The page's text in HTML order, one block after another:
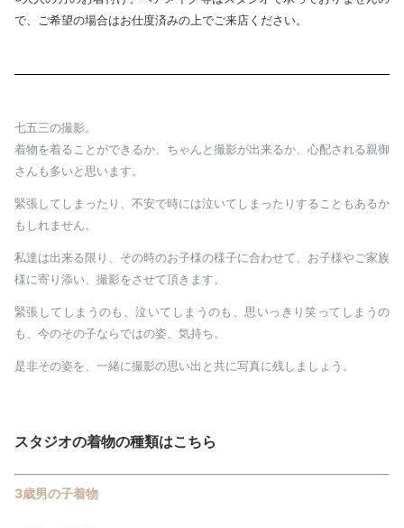
で、ご希望の場合はお仕度済みの上でご来店ください。
七五三の撮影。
着物を着ることができるか、ちゃんと撮影が出来るか、心配される親御
さんも多いと思います。
緊張してしまったり、不安で時には泣いてしまったりすることもあるか
もしれません。
私達は出来る限り、その時のお子様の様子に合わせて、お子様やご家族
様に寄り添い、撮影をさせて頂きます。
緊張してしまうのも、泣いてしまうのも、思いっきり笑ってしまうの
も、今のその子ならではの姿、気持ち。
是非その姿を、一緒に撮影の思い出と共に写真に残しましょう。
スタジオの着物の種類はこちら
3歳男の子着物